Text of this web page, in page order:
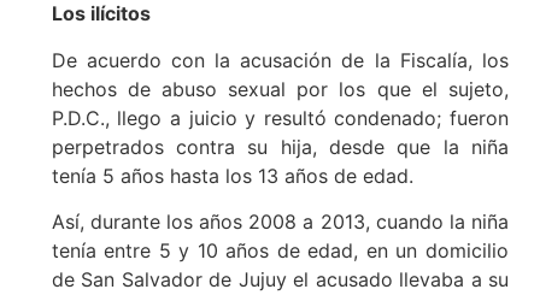
Los ilícitos
De acuerdo con la acusación de la Fiscalía, los
hechos de abuso sexual por los que el sujeto,
P.D.C., llego a juicio y resultó condenado; fueron
perpetrados contra su hija, desde que la niña
tenía 5 años hasta los 13 años de edad.
Así, durante los años 2008 a 2013, cuando la niña
tenía entre 5 y 10 años de edad, en un domicilio
de San Salvador de Jujuy el acusado llevaba a su